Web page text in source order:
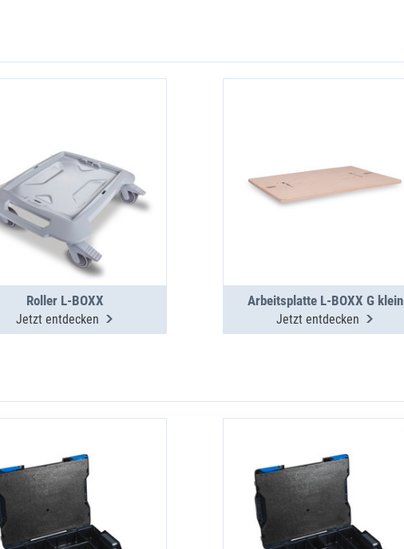
Roller L-BOXX
Jetzt entdecken
Arbeitsplatte L-BOXX G klein
Jetzt entdecken